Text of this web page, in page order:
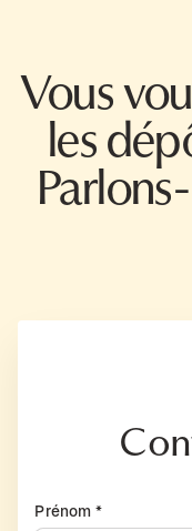
Vous
les
Prénom *